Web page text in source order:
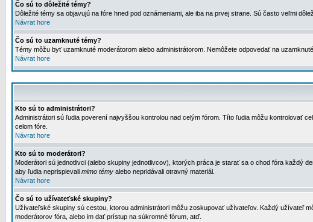
Čo sú to dôležité témy?
Dôležité témy sa objavujú na fóre hned pod oznámeniami, ale iba na prvej strane. Sú často veľmi
Návrat hore
Čo sú to uzamknuté témy?
Témy môžu byť uzamknuté moderátorom alebo administrátorom. Nemôžete odpovedať na
Návrat hore
Kto sú to administrátori?
Administrátori sú ľudia poverení najvyššou kontrolou nad celým fórom. Títo ľudia môžu kontrolovať
celom fóre.
Návrat hore
Kto sú to moderátori?
Moderátori sú jednotlivci (alebo skupiny jednotlivcov), ktorých práca je starať sa o chod fóra každý
aby ľudia neprispievali mimo témy alebo nepridávali otravný materiál.
Návrat hore
Čo sú to užívateťské skupiny?
Užívateľské skupiny sú cestou, ktorou administrátori môžu zoskupovať užívateľov. Každý užívateľ
moderátorov fóra, alebo im dať prístup na súkromné fórum, atď.